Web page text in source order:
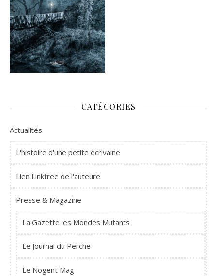
CATÉGORIES
Actualités
L'histoire d'une petite écrivaine
Lien Linktree de l'auteure
Presse & Magazine
La Gazette les Mondes Mutants
Le Journal du Perche
Le Nogent Mag